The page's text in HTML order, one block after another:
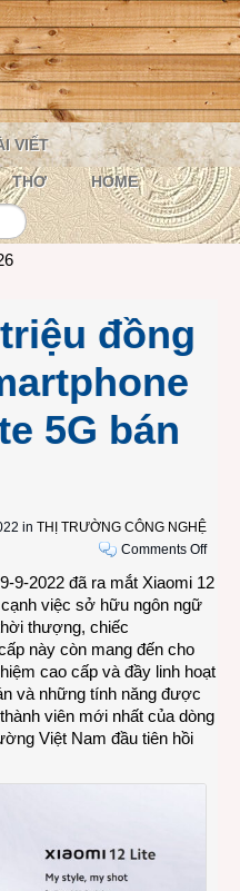
VIẾT
THƠ HOME
đồng
5G bán
in THỊ TRƯỜNG CÔNG NGHỆ
Comments Offon
tới
cho
9-2022 đã ra mắt Xiaomi 12
việc sở hữu ngôn ngữ
thượng, chiếc
này còn mang đến cho
cao cấp và đầy linh hoạt
và những tính năng được
viên mới nhất của dòng
Việt Nam đầu tiên hồi